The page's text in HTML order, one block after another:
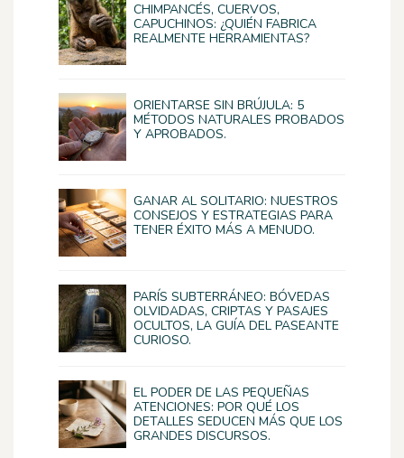
CHIMPANCÉS, CUERVOS,
CAPUCHINOS: ¿QUIÉN FABRICA
REALMENTE HERRAMIENTAS?
ORIENTARSE SIN BRÚJULA: 5
MÉTODOS NATURALES PROBADOS
Y APROBADOS.
GANAR AL SOLITARIO: NUESTROS
CONSEJOS Y ESTRATEGIAS PARA
TENER ÉXITO MÁS A MENUDO.
PARÍS SUBTERRÁNEO: BÓVEDAS
OLVIDADAS, CRIPTAS Y PASAJES
OCULTOS, LA GUÍA DEL PASEANTE
CURIOSO.
EL PODER DE LAS PEQUEÑAS
ATENCIONES: POR QUÉ LOS
DETALLES SEDUCEN MÁS QUE LOS
GRANDES DISCURSOS.